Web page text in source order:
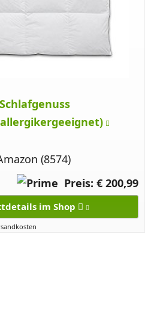
Preis: € 200,99
im Shop